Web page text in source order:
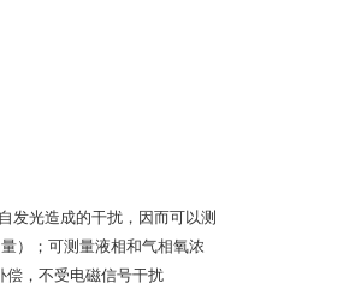
发光造成的干扰，因而可以测
）；可测量液相和气相氧浓
偿，不受电磁信号干扰